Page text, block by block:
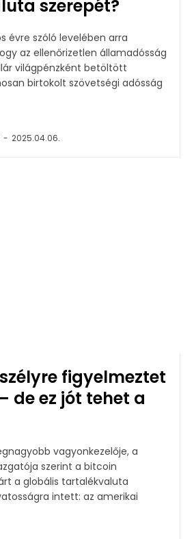
szerepét?
évre szóló levelében arra
az ellenőrizetlen államadósság
világpénzként betöltött
- 2025.04.06.
figyelmeztet
de ez jót tehet a
vagyonkezelője, a
szerint a bitcoin
a globális tartalékvaluta